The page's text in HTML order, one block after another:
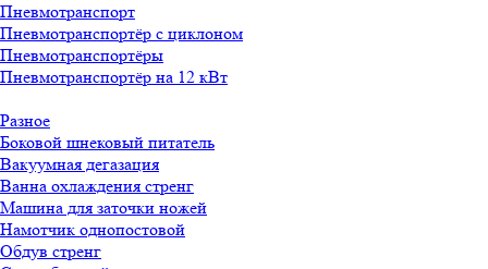
Пневмотранспорт
Пневмотранспортёр с циклоном
Пневмотранспортёры
Пневмотранспортёр на 12 кВт
Разное
Боковой шнековый питатель
Вакуумная дегазация
Ванна охлаждения стренг
Машина для заточки ножей
Намотчик однопостовой
Обдув стренг